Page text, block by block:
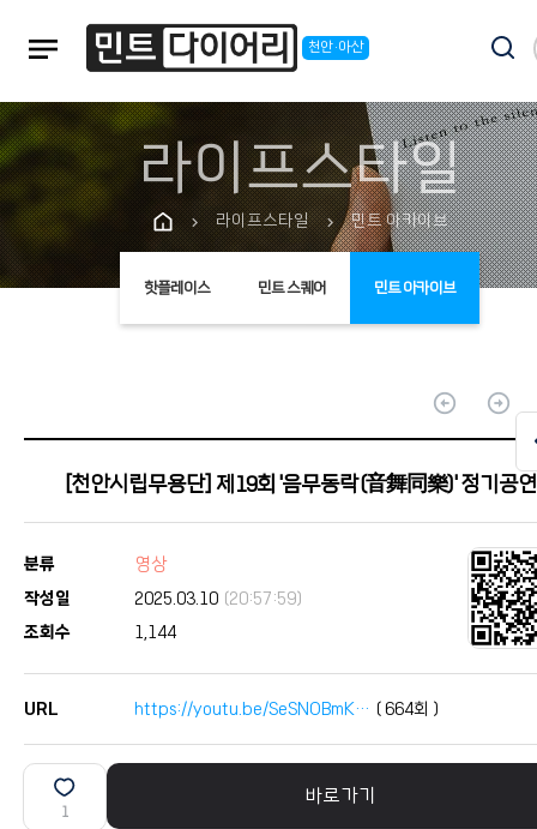
notes 천안·아산
라이프스타일
chevron_right 라이프스타일 chevron_right 민트 아카이브
핫플레이스 민트 스퀘어 민트 아카이브
arrow_circle_up arrow_circle_up
[천안시립무용단] 제19회 '음무동락(音舞同樂)' 정기공연
분류 영상
작성일 2025.03.10 (20:57:59)
조회수
1,144
URL https://youtu.be/SeSNOBmK… (664회 )
1
바로가기